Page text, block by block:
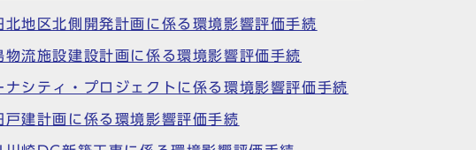
地区北側開発計画に係る環境影響評価手続
流施設建設計画に係る環境影響評価手続
シティ・プロジェクトに係る環境影響評価手続
建計画に係る環境影響評価手続